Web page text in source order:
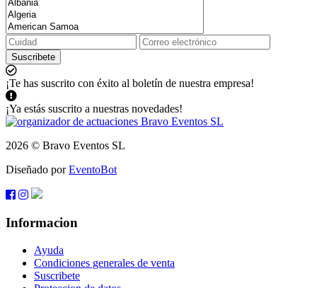
Suscribete
¡Te has suscrito con éxito al boletín de nuestra empresa!
¡Ya estás suscrito a nuestras novedades!
2026 © Bravo Eventos SL
Diseñado porEventoBot
Informacion
Ayuda
Condiciones generales de venta
Suscribete